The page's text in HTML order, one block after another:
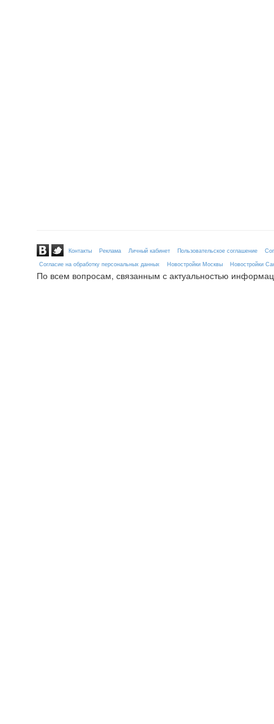
Контакты Реклама Личный кабинет Пользовательское соглашение
Согласие на обработку персональных данных
Новостройки Москвы Новостройки
По всем вопросам, связанным с актуальностью